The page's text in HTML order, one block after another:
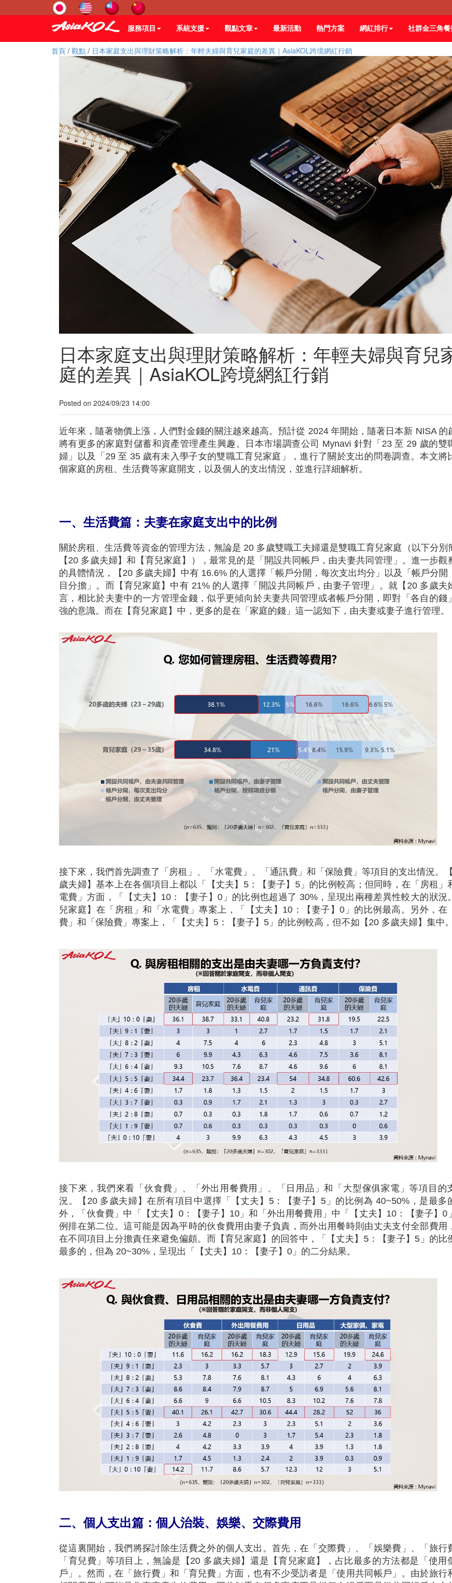
服務項目 系統支援 觀點文章 最新活動 熱門方案 網紅排行 社群金三角
首頁 / 觀點 / 日本家庭支出與理財策略解析：年輕夫婦與育兒家庭的差異｜AsiaKOL跨境網紅行銷
日本家庭支出與理財策略解析：年輕夫婦與育兒
庭的差異｜AsiaKOL跨境網紅行銷
Posted on 2024/09/23 14:00
近年來，隨著物價上漲，人們對金錢的關注越來越高。預計從 2024 年開始，隨著日本新 NISA 的
將有更多的家庭對儲蓄和資產管理產生興趣。日本市場調查公司 Mynavi 針對「23 至 29 歲的雙
婦」以及「29 至 35 歲有未入學子女的雙職工育兒家庭」，進行了關於支出的問卷調查。本文將
個家庭的房租、生活費等家庭開支，以及個人的支出情況，並進行詳細解析。
一、生活費篇：夫妻在家庭支出中的比例
關於房租、生活費等資金的管理方法，無論是 20 多歲雙職工夫婦還是雙職工育兒家庭（以下分別
【20 多歲夫婦】和【育兒家庭】），最常見的是「開設共同帳戶，由夫妻共同管理」。進一步觀
的具體情況，【20 多歲夫婦】中有 16.6% 的人選擇「帳戶分開，每次支出均分」以及「帳戶分開
目分擔」。而【育兒家庭】中有 21% 的人選擇「開設共同帳戶，由妻子管理」。就【20 多歲夫
言，相比於夫妻中的一方管理金錢，似乎更傾向於夫妻共同管理或者帳戶分開，即對「各自的錢
強的意識。而在【育兒家庭】中，更多的是在「家庭的錢」這一認知下，由夫妻或妻子進行管理。
接下來，我們首先調查了「房租」、「水電費」、「通訊費」和「保險費」等項目的支出情況。
歲夫婦】基本上在各個項目上都以「【丈夫】5：【妻子】5」的比例較高；但同時，在「房租」
電費」方面，「【丈夫】10：【妻子】0」的比例也超過了 30%，呈現出兩種差異性較大的狀況
兒家庭】在「房租」和「水電費」專案上，「【丈夫】10：【妻子】0」的比例最高。另外，在
費」和「保險費」專案上，「【丈夫】5：【妻子】5」的比例較高，但不如【20 多歲夫婦】集中。
接下來，我們來看「伙食費」、「外出用餐費用」、「日用品」和「大型傢俱家電」等項目的
況。【20 多歲夫婦】在所有項目中選擇「【丈夫】5：【妻子】5」的比例為 40~50%，是最多
外，「伙食費」中「【丈夫】0：【妻子】10」和「外出用餐費用」中「【丈夫】10：【妻子】0
例排在第二位。這可能是因為平時的伙食費用由妻子負責，而外出用餐時則由丈夫支付全部費用
在不同項目上分擔責任來避免偏頗。而【育兒家庭】的回答中，「【丈夫】5：【妻子】5」的比
最多的，但為 20~30%，呈現出「【丈夫】10：【妻子】0」的二分結果。
二、個人支出篇：個人治裝、娛樂、交際費用
從這裏開始，我們將探討除生活費之外的個人支出。首先，在「交際費」、「娛樂費」、「旅行
「育兒費」等項目上，無論是【20 多歲夫婦】還是【育兒家庭】，占比最多的方法都是「使用
戶」。然而，在「旅行費」和「育兒費」方面，也有不少受訪者是「使用共同帳戶」。由於旅行